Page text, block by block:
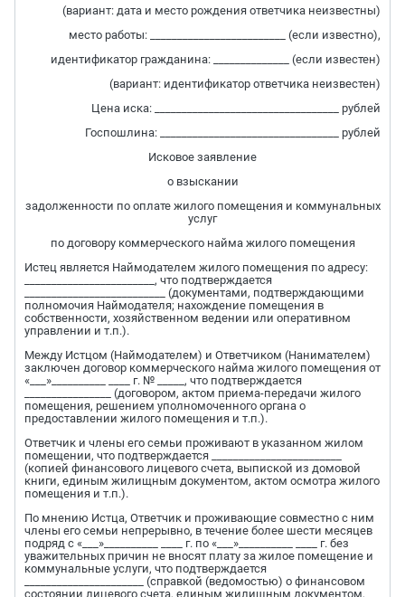
(вариант: дата и место рождения ответчика неизвестны)
место работы: _________________________ (если известно),
идентификатор гражданина: ______________ (если известен)
(вариант: идентификатор ответчика неизвестен)
Цена иска: __________________________________ рублей
Госпошлина: _________________________________ рублей
Исковое заявление
о взыскании
задолженности по оплате жилого помещения и коммунальных
услуг
по договору коммерческого найма жилого помещения
Истец является Наймодателем жилого помещения по адресу:
________________________, что подтверждается
__________________________ (документами, подтверждающими
полномочия Наймодателя; нахождение помещения в
собственности, хозяйственном ведении или оперативном
управлении и т.п.).
Между Истцом (Наймодателем) и Ответчиком (Нанимателем)
заключен договор коммерческого найма жилого помещения от
«___»__________ ____ г. № _____, что подтверждается
________________ (договором, актом приема-передачи жилого
помещения, решением уполномоченного органа о
предоставлении жилого помещения и т.п.).
Ответчик и члены его семьи проживают в указанном жилом
помещении, что подтверждается ________________________
(копией финансового лицевого счета, выпиской из домовой
книги, единым жилищным документом, актом осмотра жилого
помещения и т.п.).
По мнению Истца, Ответчик и проживающие совместно с ним
члены его семьи непрерывно, в течение более шести месяцев
подряд с «___»__________ ____ г. по «___»__________ ____ г. без
уважительных причин не вносят плату за жилое помещение и
коммунальные услуги, что подтверждается
______________________ (справкой (ведомостью) о финансовом
состоянии лицевого счета, единым жилищным документом,